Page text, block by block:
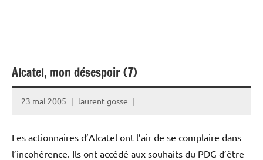
Alcatel, mon désespoir (7)
23 mai 2005 laurent gosse
Les actionnaires d’Alcatel ont l’air de se complaire dans
l’incohérence. Ils ont accédé aux souhaits du PDG d’être